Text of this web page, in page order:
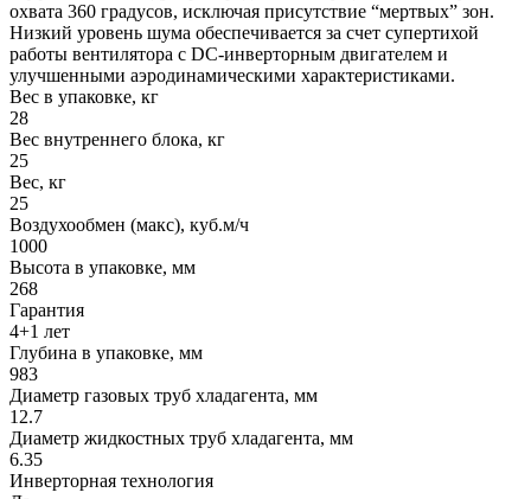
охвата 360 градусов, исключая присутствие “мертвых” зон.
Низкий уровень шума обеспечивается за счет супертихой
работы вентилятора с DC-инверторным двигателем и
улучшенными аэродинамическими характеристиками.
Вес в упаковке, кг
28
Вес внутреннего блока, кг
25
Вес, кг
25
Воздухообмен (макс), куб.м/ч
1000
Высота в упаковке, мм
268
Гарантия
4+1 лет
Глубина в упаковке, мм
983
Диаметр газовых труб хладагента, мм
12.7
Диаметр жидкостных труб хладагента, мм
6.35
Инверторная технология